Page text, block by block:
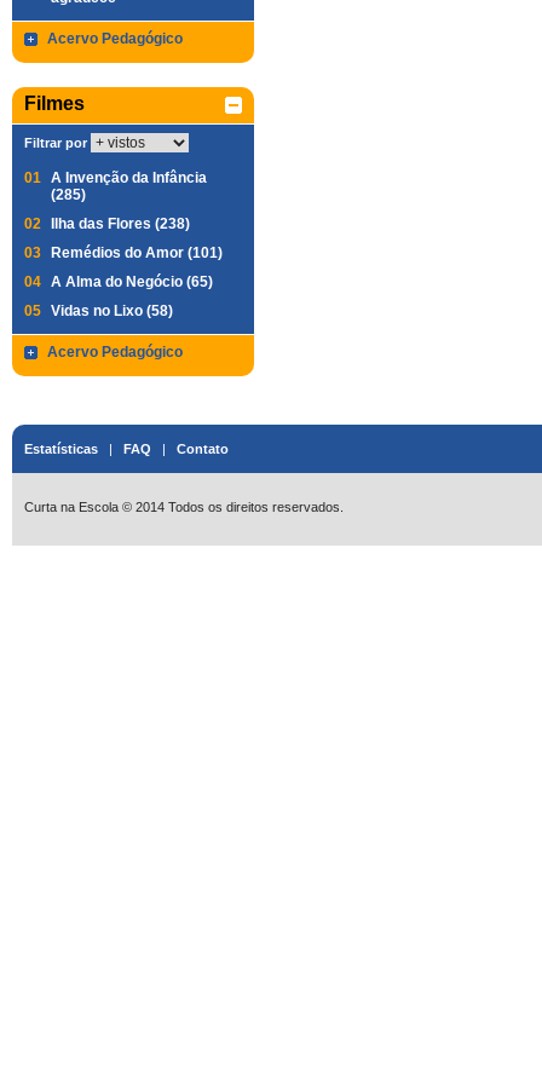
Acervo Pedagógico
Filmes
Filtrar por
01 A Invenção da Infância
(285)
02
Ilha das Flores (238)
03
Remédios do Amor (101)
04 A Alma do Negócio (65)
05 Vidas no Lixo (58)
Acervo Pedagógico
Estatísticas | FAQ | Contato
Curta na Escola © 2014 Todos os direitos reservados.